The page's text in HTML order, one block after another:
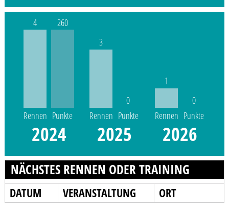
4
Rennen
260
Punkte
2024
3
Rennen
0
Punkte
2025
1
Rennen
0
Punkte
2026
NÄCHSTES RENNEN ODER TRAINING
DATUM VERANSTALTUNG ORT